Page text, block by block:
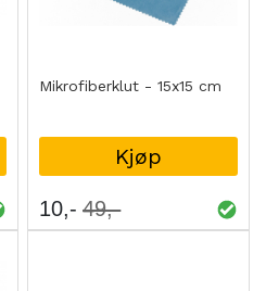
Mikrofiberklut - 15x15 cm
Kjøp
10 49